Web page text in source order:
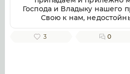
Господа и Владыку нашего
Свою к нам,
даровати же нам
здравие, земли
3 0